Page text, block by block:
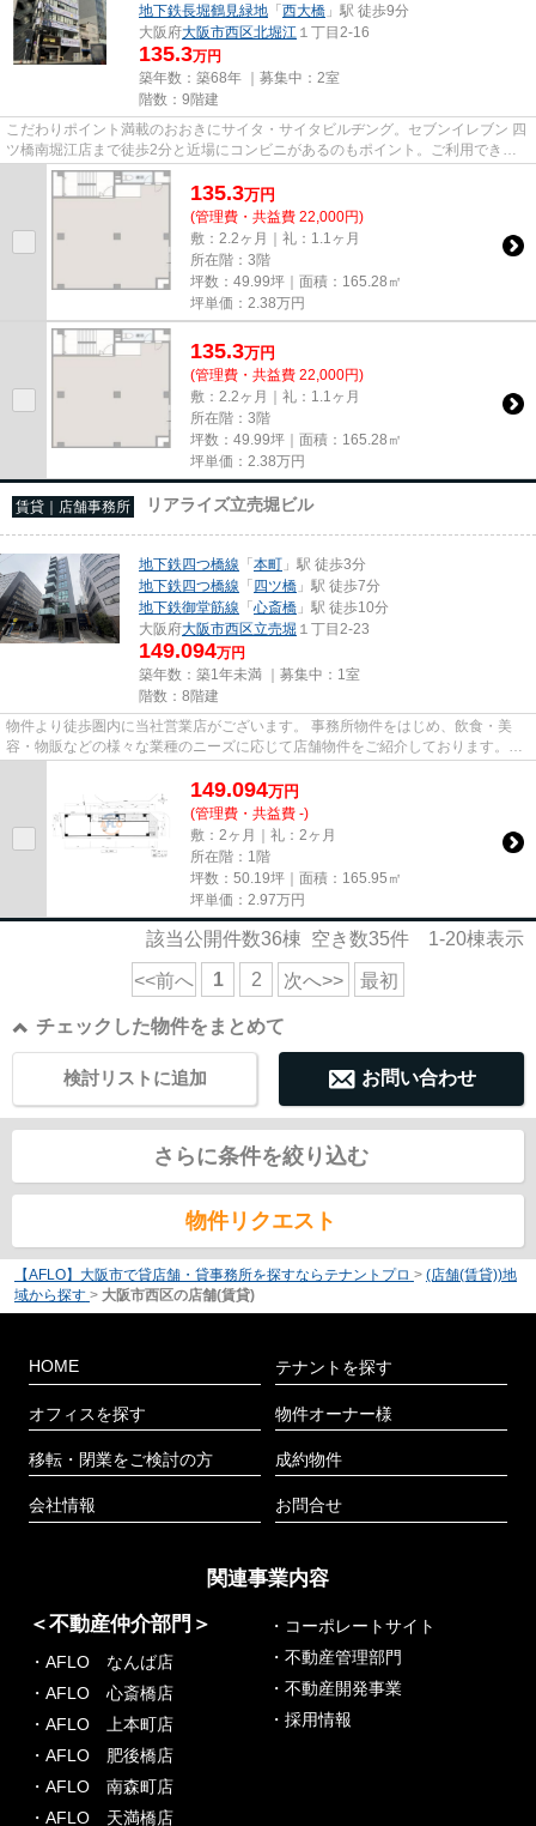
地下鉄長堀鶴見緑地 「西大橋 」駅 徒歩9分
大阪府大阪市西区北堀江 １丁目2-16
135.3万円
築年数：築68年 ｜募集中： 2室
階数：9階建
こだわりポイント満載のおおきにサイタ・サイタビルヂング。セブンイレブン 四
ツ橋南堀江店まで徒歩2分と近場にコンビニがあるのもポイント。ご利用できる
駅は3駅以上あり、交通の便が...
135.3万円
(管理費・共益費 22,000円)
敷：2.2ヶ月｜礼：1.1ヶ月
所在階：3階
坪数：49.99坪｜面積：165.28㎡
坪単価： 2.38万円
135.3万円
(管理費・共益費 22,000円)
敷：2.2ヶ月｜礼：1.1ヶ月
所在階：3階
坪数：49.99坪｜面積：165.28㎡
坪単価： 2.38万円
賃貸｜店舗事務所 リアライズ立売堀ビル
地下鉄四つ橋線 「本町 」駅 徒歩3分
地下鉄四つ橋線 「四ツ橋 」駅 徒歩7分
地下鉄御堂筋線 「心斎橋 」駅 徒歩10分
大阪府大阪市西区立売堀 １丁目2-23
149.094万円
築年数：築1年未満 ｜募集中： 1室
階数：8階建
物件より徒歩圏内に当社営業店がございます。 事務所物件をはじめ、飲食・美
容・物販などの様々な業種のニーズに応じて店舗物件をご紹介しております。
尚、弊社ではおとり広告は一切...
149.094万円
(管理費・共益費 -)
敷：2ヶ月｜礼：2ヶ月
所在階：1階
坪数：50.19坪｜面積：165.95㎡
坪単価： 2.97万円
該当公開件数36棟 空き数35件 1-20棟表示
<<前へ 1 2 次へ>> 最初
チェックした物件をまとめて
お問い合わせ
検討リストに追加
さらに条件を絞り込む
物件リクエスト
【AFLO】大阪市で貸店舗・貸事務所を探すならテナントプロ > (店舗(賃貸))地
域から探す > 大阪市西区の店舗(賃貸)
HOME
オフィスを探す
移転・閉業をご検討の方
会社情報
テナントを探す
物件オーナー様
成約物件
お問合せ
関連事業内容
＜不動産仲介部門＞
・AFLO なんば店
・AFLO 心斎橋店
・AFLO 上本町店
・AFLO 肥後橋店
・AFLO 南森町店
・AFLO 天満橋店
・コーポレートサイト
・不動産管理部門
・不動産開発事業
・採用情報